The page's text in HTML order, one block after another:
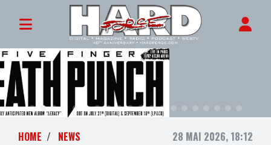
HOME NEWS 28 MAI 2026, 18:12